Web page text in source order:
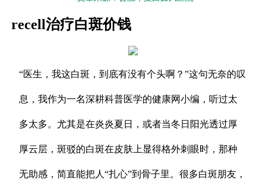
recell治疗白斑价钱
“医生，我这白斑，到底有没有个头啊？”这句无奈的叹
息，我作为一名深耕科普医学的健康网小编，听过太
多太多。尤其是在炎炎夏日，或者当冬日阳光透过厚
厚云层，斑驳的白斑在皮肤上显得格外刺眼时，那种
无助感，简直能把人“扎心”到骨子里。很多白斑朋友，